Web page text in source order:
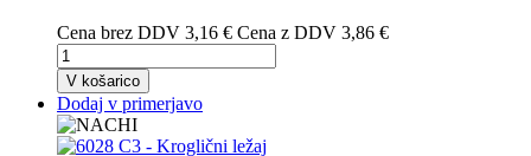
Cena brez DDV 3,16 € Cena z DDV 3,86 €
V košarico
Dodaj v primerjavo